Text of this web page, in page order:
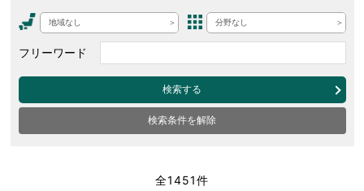
地域なし 分野なし
フリーワード
検索する
検索条件を解除
全1451件